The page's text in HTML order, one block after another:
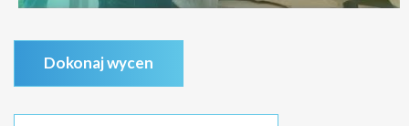
Dokonaj wycen